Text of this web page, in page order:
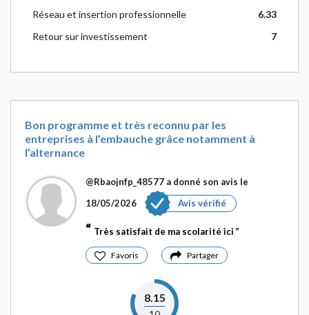
Réseau et insertion professionnelle
6.33
Retour sur investissement
7
Bon programme et très reconnu par les
entreprises à l’embauche grâce notamment à
l’alternance
@Rbaojnfp_48577 a donné son avis le
18/05/2026
Avis vérifié
Très satisfait de ma scolarité ici
Favoris Partager
8.15